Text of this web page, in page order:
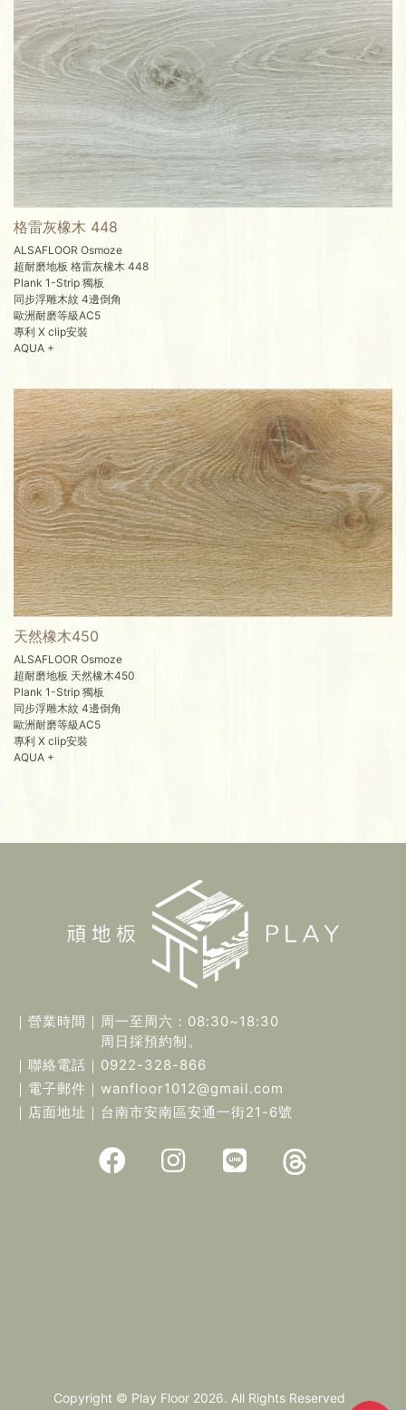
格雷灰橡木 448
ALSAFLOOR Osmoze
超耐磨地板 格雷灰橡木 448
Plank 1-Strip 獨板
同步浮雕木紋 4邊倒角
歐洲耐磨等級AC5
專利 X clip安裝
AQUA +
天然橡木450
ALSAFLOOR Osmoze
超耐磨地板 天然橡木450
Plank 1-Strip 獨板
同步浮雕木紋 4邊倒角
歐洲耐磨等級AC5
專利 X clip安裝
AQUA +
｜營業時間｜ 周一至周六：08:30~18:30
周日採預約制。
｜聯絡電話｜ 0922-328-866
｜電子郵件｜ wanfloor1012@gmail.com
｜店面地址｜ 台南市安南區安通一街21-6號
Copyright © Play Floor 2026. All Rights Reserved